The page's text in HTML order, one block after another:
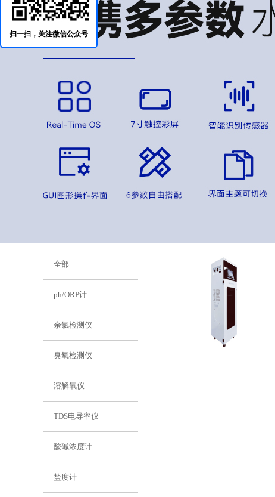
全部
ph/ORP计
余氯检测仪
臭氧检测仪
溶解氧仪
TDS电导率仪
酸碱浓度计
盐度计
扫一扫，关注微信公众号